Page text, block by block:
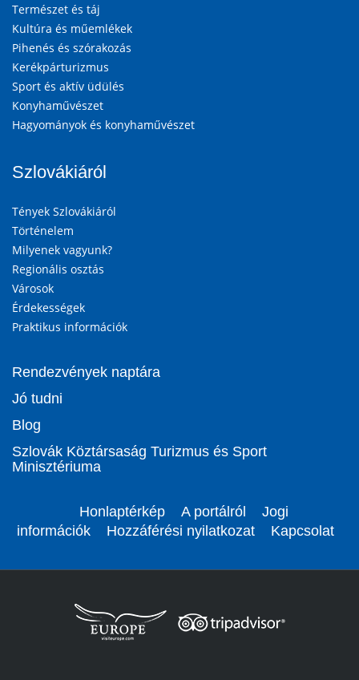
Természet és táj
Kultúra és műemlékek
Pihenés és szórakozás
Kerékpárturizmus
Sport és aktív üdülés
Konyhaművészet
Hagyományok és konyhaművészet
Szlovákiáról
Tények Szlovákiáról
Történelem
Milyenek vagyunk?
Regionális osztás
Városok
Érdekességek
Praktikus információk
Rendezvények naptára
Jó tudni
Blog
Szlovák Köztársaság Turizmus és Sport
Minisztériuma
Honlaptérkép A portálról
Jogi
információk
Hozzáférési nyilatkozat Kapcsolat